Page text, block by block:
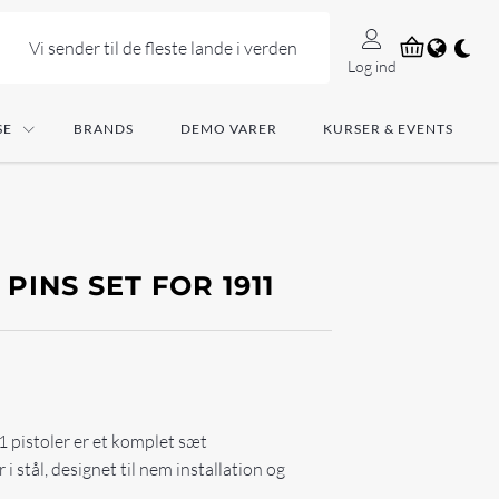
Vi sender til de fleste lande i verden
Log ind
BRANDS DEMO VARER KURSER & EVENTS
SET FOR 1911
pistoler er et komplet sæt
stål, designet til nem installation og